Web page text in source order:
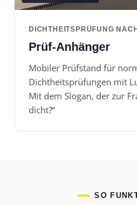
DICHTHEITSPRÜFUNG
Prüf-Anhänger
Mobiler Prüfstand für
Dichtheitsprüfungen mit
Mit dem Slogan, der zur
dicht?“
SO